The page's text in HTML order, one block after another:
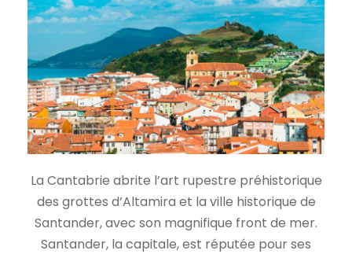
La Cantabrie abrite l’art rupestre préhistorique
des grottes d’Altamira et la ville historique de
Santander, avec son magnifique front de mer.
Santander, la capitale, est réputée pour ses